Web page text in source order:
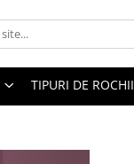
TIPURI DE ROCHII